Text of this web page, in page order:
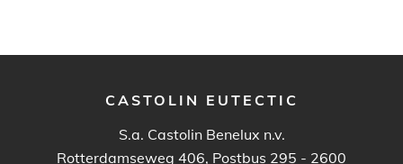
CASTOLIN EUTECTIC
S.a. Castolin Benelux n.v.
Rotterdamseweg 406, Postbus 295 - 2600